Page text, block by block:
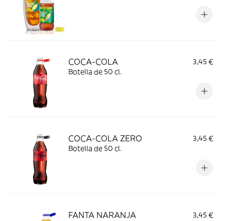
COCA-COLA
3,45 €
Botella de 50 cl.
COCA-COLA ZERO
3,45 €
Botella de 50 cl.
FANTA NARANJA
3,45 €